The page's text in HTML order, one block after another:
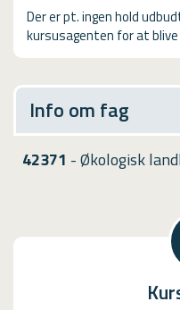
Der er pt. ingen hold
kursusagenten for at
Info om fag
42371 - Økologisk